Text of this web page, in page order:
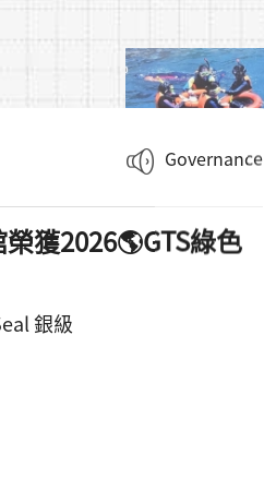
Governance
獲2026🌎GTS綠色
銀級